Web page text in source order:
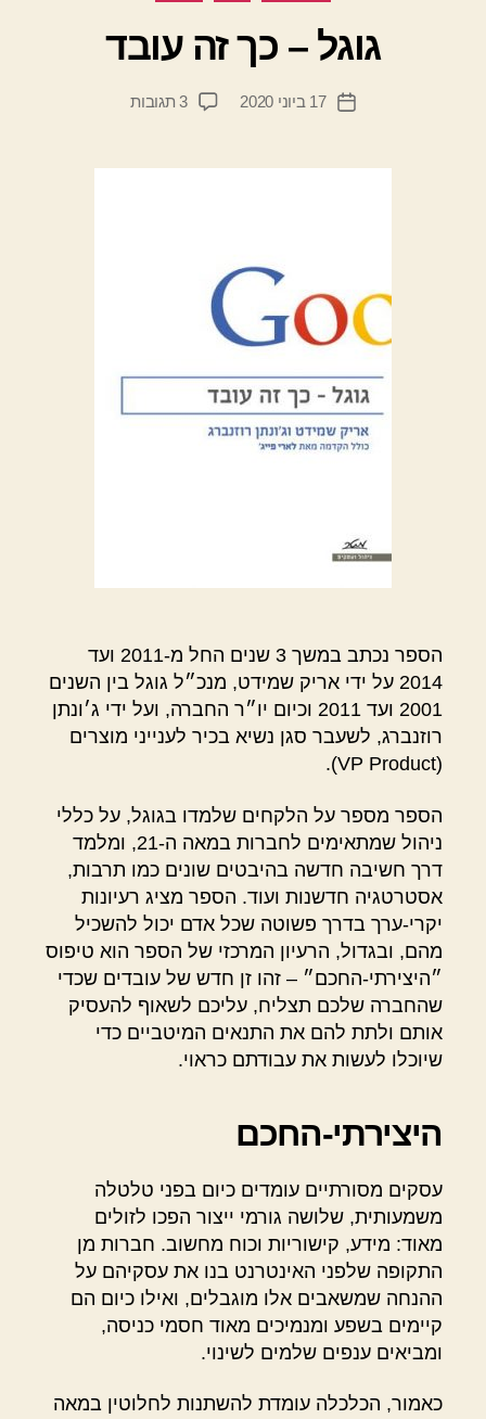
גוגל – כך זה עובד
המחבר
הפוסט
א
ן
יי
תאריך
17 ביוני 2020 3 תגובות
על
כך
הספר נכתב במשך 3 שנים החל מ-2011 ועד
2014 על ידי אריק שמידט, מנכ״ל גוגל בין השנים
2001 ועד 2011 וכיום יו״ר החברה, ועל ידי ג׳ונתן
רוזנברג, לשעבר סגן נשיא בכיר לענייני מוצרים
(VP Product).
הספר מספר על הלקחים שלמדו בגוגל, על כללי
ניהול שמתאימים לחברות במאה ה-21, ומלמד
דרך חשיבה חדשה בהיבטים שונים כמו תרבות,
אסטרטגיה חדשנות ועוד. הספר מציג רעיונות
יקרי-ערך בדרך פשוטה שכל אדם יכול להשכיל
מהם, ובגדול, הרעיון המרכזי של הספר הוא טיפוס
״היצירתי-החכם״ – זהו זן חדש של עובדים שכדי
שהחברה שלכם תצליח, עליכם לשאוף להעסיק
אותם ולתת להם את התנאים המיטביים כדי
שיוכלו לעשות את עבודתם כראוי.
היצירתי-החכם
עסקים מסורתיים עומדים כיום בפני טלטלה
משמעותית, שלושה גורמי ייצור הפכו לזולים
מאוד: מידע, קישוריות וכוח מחשוב. חברות מן
התקופה שלפני האינטרנט בנו את עסקיהם על
ההנחה שמשאבים אלו מוגבלים, ואילו כיום הם
קיימים בשפע ומנמיכים מאוד חסמי כניסה,
ומביאים ענפים שלמים לשינוי.
כאמור, הכלכלה עומדת להשתנות לחלוטין במאה